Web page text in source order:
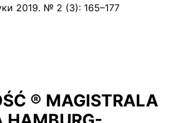
2019. № 2 (3): 165–177
® MAGISTRALA